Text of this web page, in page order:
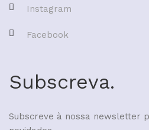
Instagram
Facebook
Subscreva.
Subscreve à nossa newsletter